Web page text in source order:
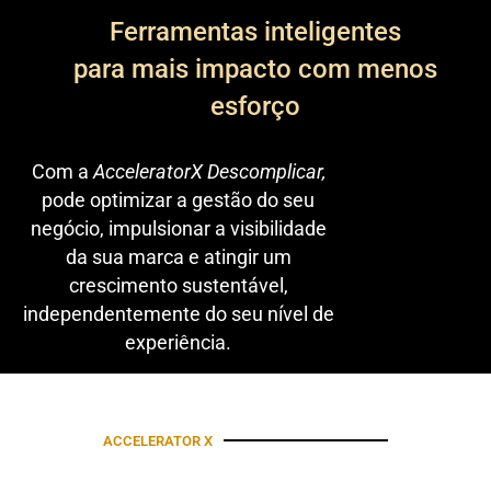
Ferramentas inteligentes
para mais impacto com menos
esforço
Com aAcceleratorX Descomplicar,
pode optimizar a gestão do seu
negócio, impulsionar a visibilidade
da sua marca e atingir um
crescimento sustentável,
independentemente do seu nível de
experiência.
ACCELERATOR X